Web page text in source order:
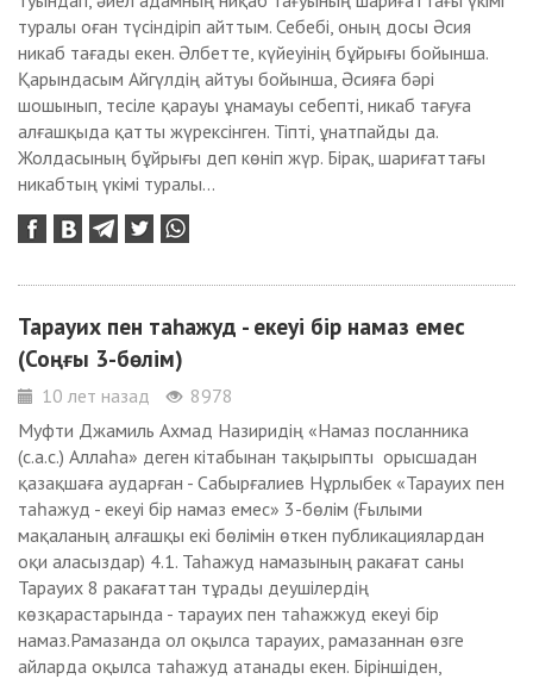
туралы оған түсіндіріп айттым. Себебі, оның досы Әсия
никаб тағады екен. Әлбетте, күйеуінің бұйрығы бойынша.
Қарындасым Айгүлдің айтуы бойынша, Әсияға бәрі
шошынып, тесіле қарауы ұнамауы себепті, никаб тағуға
алғашқыда қатты жүрексінген. Тіпті, ұнатпайды да.
Жолдасының бұйрығы деп көніп жүр. Бірақ, шариғаттағы
никабтың үкімі туралы...
Тарауих пен таһажуд - екеуі бір намаз емес
(Соңғы 3-бөлім)
10 лет назад
8978
Муфти Джамиль Ахмад Назиридің «Намаз посланника
(с.а.с.) Аллаһа» деген кітабынан тақырыпты орысшадан
қазақшаға аударған - Сабырғалиев Нұрлыбек «Тарауих пен
таһажуд - екеуі бір намаз емес» 3-бөлім (Ғылыми
мақаланың алғашқы екі бөлімін өткен публикациялардан
оқи аласыздар) 4.1. Таһажуд намазының ракағат саны
Тарауих 8 ракағаттан тұрады деушілердің
көзқарастарында - тарауих пен таһажжуд екеуі бір
намаз.Рамазанда ол оқылса тарауих, рамазаннан өзге
айларда оқылса таһажуд атанады екен. Біріншіден,